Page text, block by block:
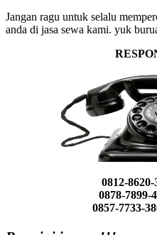
Jangan ragu untuk selalu
anda di jasa sewa kami. yuk
0812-
0878-7899-
0857-7733-